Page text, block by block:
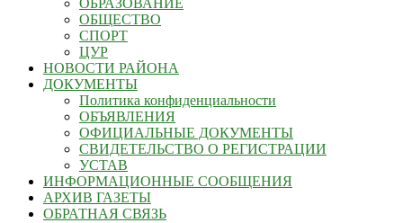
ОБРАЗОВАНИЕ
ОБЩЕСТВО
СПОРТ
ЦУР
НОВОСТИ РАЙОНА
ДОКУМЕНТЫ
Политика конфиденциальности
ОБЪЯВЛЕНИЯ
ОФИЦИАЛЬНЫЕ ДОКУМЕНТЫ
СВИДЕТЕЛЬСТВО О РЕГИСТРАЦИИ
УСТАВ
ИНФОРМАЦИОННЫЕ СООБЩЕНИЯ
АРХИВ ГАЗЕТЫ
ОБРАТНАЯ СВЯЗЬ